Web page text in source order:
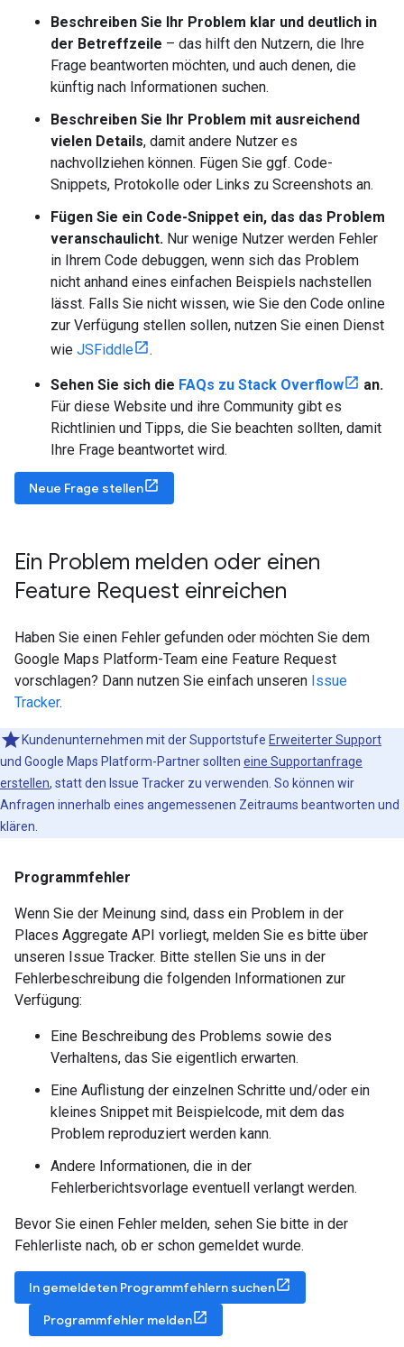
Beschreiben Sie Ihr Problem klar und deutlich in
der Betreffzeile – das hilft den Nutzern, die Ihre
Frage beantworten möchten, und auch denen, die
künftig nach Informationen suchen.
Beschreiben Sie Ihr Problem mit ausreichend
vielen Details, damit andere Nutzer es
nachvollziehen können. Fügen Sie ggf. Code-
Snippets, Protokolle oder Links zu Screenshots an.
Fügen Sie ein Code-Snippet ein, das das Problem
veranschaulicht. Nur wenige Nutzer werden Fehler
in Ihrem Code debuggen, wenn sich das Problem
nicht anhand eines einfachen Beispiels nachstellen
lässt. Falls Sie nicht wissen, wie Sie den Code online
zur Verfügung stellen sollen, nutzen Sie einen Dienst
wie JSFiddle .
Sehen Sie sich die FAQs zu Stack Overflow
an.
Für diese Website und ihre Community gibt es
Richtlinien und Tipps, die Sie beachten sollten, damit
Ihre Frage beantwortet wird.
Neue Frage stellen
Ein Problem melden oder einen
Feature Request einreichen
Haben Sie einen Fehler gefunden oder möchten Sie dem
Google Maps Platform-Team eine Feature Request
vorschlagen? Dann nutzen Sie einfach unseren Issue
Tracker.
Kundenunternehmen mit der Supportstufe Erweiterter Support
und Google Maps Platform-Partner sollten eine Supportanfrage
erstellen, statt den Issue Tracker zu verwenden. So können wir
Anfragen innerhalb eines angemessenen Zeitraums beantworten und
klären.
Programmfehler
Wenn Sie der Meinung sind, dass ein Problem in der
Places Aggregate API vorliegt, melden Sie es bitte über
unseren Issue Tracker. Bitte stellen Sie uns in der
Fehlerbeschreibung die folgenden Informationen zur
Verfügung:
Eine Beschreibung des Problems sowie des
Verhaltens, das Sie eigentlich erwarten.
Eine Auflistung der einzelnen Schritte und/oder ein
kleines Snippet mit Beispielcode, mit dem das
Problem reproduziert werden kann.
Andere Informationen, die in der
Fehlerberichtsvorlage eventuell verlangt werden.
Bevor Sie einen Fehler melden, sehen Sie bitte in der
Fehlerliste nach, ob er schon gemeldet wurde.
In gemeldeten Programmfehlern suchen
Programmfehler melden